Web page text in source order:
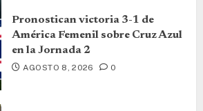
Pronostican victoria 3-1 de
América Femenil sobre Cruz Azul
en la Jornada 2
AGOSTO 8, 2026 0